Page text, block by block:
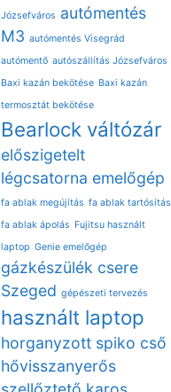
Józsefváros autómentés
M3 autómentés Visegrád
autómentő autószállítás Józsefváros
Baxi kazán bekötése Baxi kazán
termosztát bekötése
Bearlock váltózár
előszigetelt
légcsatorna emelőgép
fa ablak megújítás fa ablak tartósítás
fa ablak ápolás Fujitsu használt
laptop Genie emelőgép
gázkészülék csere
Szeged gépészeti tervezés
használt laptop
horganyzott spiko cső
hővisszanyerős